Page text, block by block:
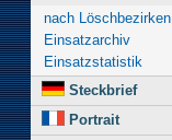
nach Löschbezirken
Einsatzarchiv
Einsatzstatistik
Steckbrief
Portrait